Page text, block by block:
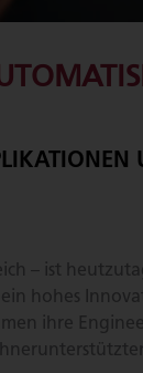
– ist
hohes
ihre